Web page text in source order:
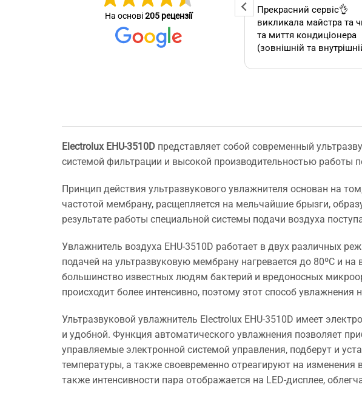
На основі205 рецензії
Професійна та оперативна
команда! Вчасно виконали
замовлення, бережно
ставились до техніки, дали
Прекрасний сервіс👌
викликала майстра та
та миття кондиціонера
(зовнішній та
кондиціонера.
вибором їх, так і
безпосереднім їх
Буду неодмінно
ще та рекомендувати!
Electrolux EHU-3510D представляет собой современный
системой фильтрации и высокой производительностью
Принцип действия ультразвукового увлажнителя основан на
частотой мембрану, расщепляется на мельчайшие брызги,
результате работы специальной системы подачи воздуха
Увлажнитель воздуха EHU-3510D работает в двух различных
подачей на ультразвуковую мембрану нагревается до 80ºС и
большинство известных людям бактерий и вредоносных
происходит более интенсивно, поэтому этот способ
Ультразвуковой увлажнитель Electrolux EHU-3510D имеет
и удобной. Функция автоматического увлажнения позволяет
управляемые электронной системой управления, подберут и
температуры, а также своевременно отреагируют на
также интенсивности пара отображается на LED-дисплее,